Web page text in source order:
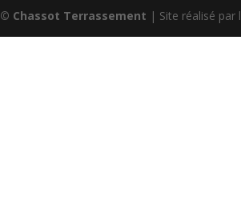
© Chassot Terrassement | Site réalisé par